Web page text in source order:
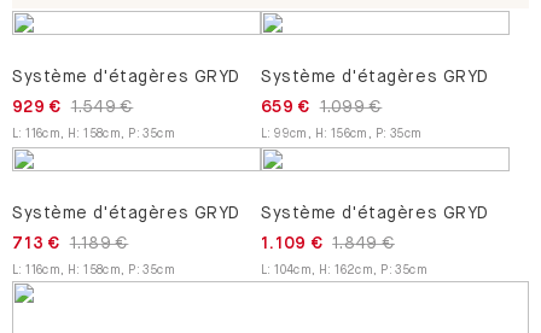
Système d'étagères GRYD
1.549 €
929 €
:116cm H :158cm P:35cm
Système d'étagères GRYD
1.099 €
659 €
:99cm H : 156cm P: 35cm
Système d'étagères GRYD
1.189 €
713 €
:116cm H :158cm P:35cm
Système d'étagères GRYD
1.849 €
1.109 €
:104cm H :162cm P:35cm